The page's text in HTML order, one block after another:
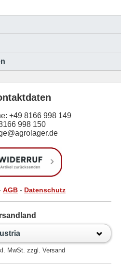
+49 8166 998 149
998 150
AGB - Datenschutz
MwSt. zzgl. Versand